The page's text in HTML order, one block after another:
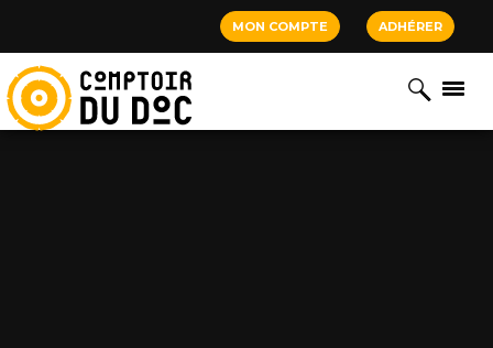
MON COMPTE ADHÉRER
Cookies management panel